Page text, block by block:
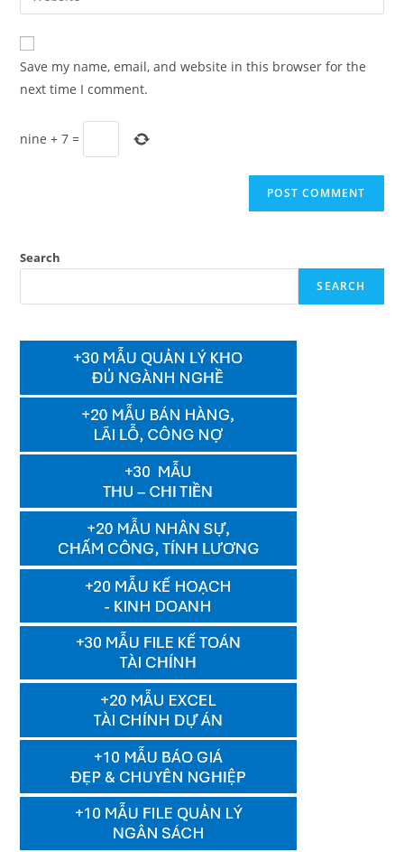
comment
comment
your
website
URL
(optional)
Save my name, email, and website in this browser for the
next time I comment.
nine +7 =
Search
SEARCH